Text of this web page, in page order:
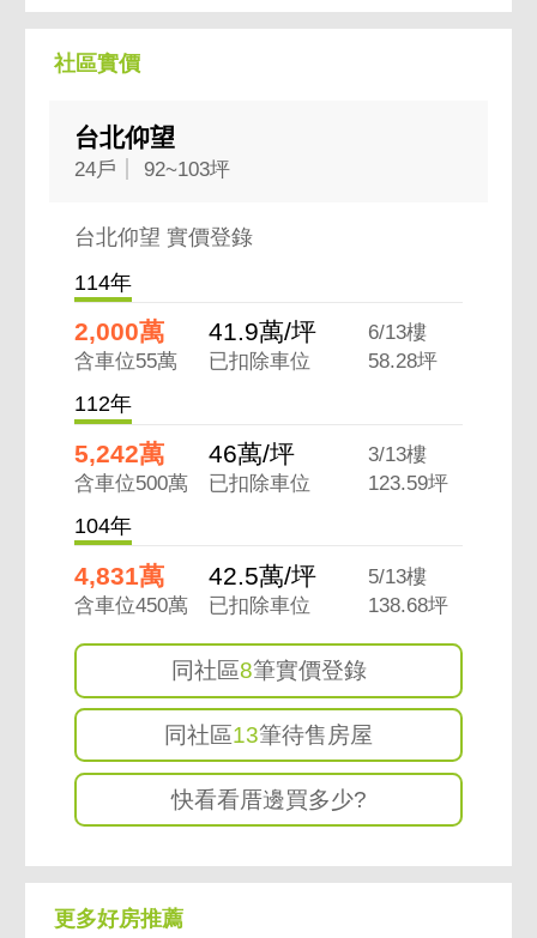
集成全台最大量販商圈 )
饒河街、南京商圈、南港CITYLINK、內湖
●公園綠地－高綠覆率、鄰近約12,000坪帶狀
明美公園，讓您有如置身自家公園社區般享受
【交通設施】
●公車、捷運－棕9線、204、518、63...等通
往台北市區等多線公車
●高速公路－中山高、北宜高、北二高
●快速道路－麥帥橋、堤頂大道-大直美麗華、
環東大道-南港、民權東路六段-松山機場 (集合
北市重大交通樞紐)
●火車、高鐵、轉運站－松山火車站、南港火
車站、南港高鐵
店址位於：台北市內湖區舊宗路一段16號
歡迎轉介紹 委託案件 交給我『聰明行
銷』，『專業介紹』，『認真回報』，『細心
服務』提供真實行情，房市資訊分析
障
社區實價
台北仰望
24戶 92~103坪
台北仰望 實價登錄
114年
2,000萬
含車位55萬
41.9萬/坪
已扣除車位
6/13樓
58.28坪
112年
5,242萬
含車位500萬
46萬/坪
已扣除車位
3/13樓
123.59坪
104年
4,831萬
含車位450萬
42.5萬/坪
已扣除車位
5/13樓
138.68坪
同社區8筆實價登錄
同社區13筆待售房屋
快看看厝邊買多少?
更多好房推薦